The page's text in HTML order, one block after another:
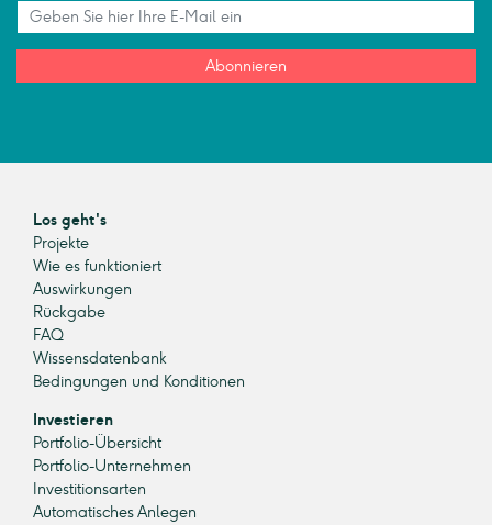
Abonnieren
Los geht's
Projekte
Wie es funktioniert
Auswirkungen
Rückgabe
FAQ
Wissensdatenbank
Bedingungen und Konditionen
Investieren
Portfolio-Übersicht
Portfolio-Unternehmen
Investitionsarten
Automatisches Anlegen